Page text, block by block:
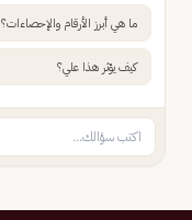
ما هي أبرز الأرقام والإحصاءات؟
كيف يؤثر هذا علي؟